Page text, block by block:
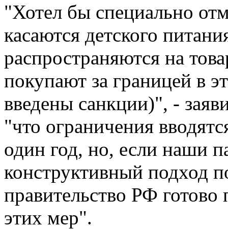
"Хотел бы специально
касаются детского
распространяются на
покупают за границей в
введены санкции)", -
"что ограничения
один год, но, если наши
конструктивный подход
правительство РФ готово
этих мер".